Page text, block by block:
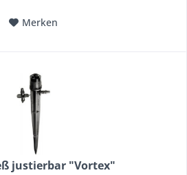
Merken
justierbar "Vortex"